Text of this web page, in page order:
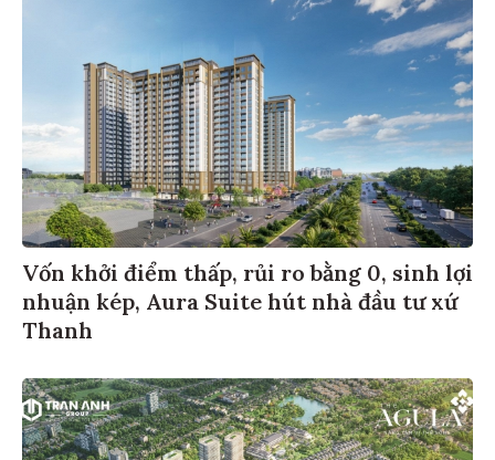
Vốn khởi điểm thấp, rủi ro bằng 0, sinh lợi
nhuận kép, Aura Suite hút nhà đầu tư xứ
Thanh